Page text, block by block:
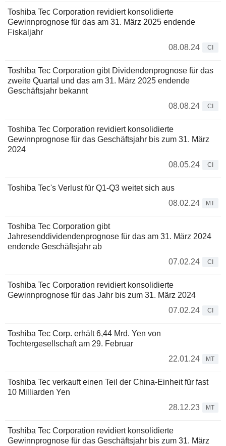
Toshiba Tec Corporation revidiert konsolidierte
Gewinnprognose für das am 31. März 2025 endende
Fiskaljahr
08.08.24
CI
Toshiba Tec Corporation gibt Dividendenprognose für das
zweite Quartal und das am 31. März 2025 endende
Geschäftsjahr bekannt
08.08.24
CI
Toshiba Tec Corporation revidiert konsolidierte
Gewinnprognose für das Geschäftsjahr bis zum 31. März
2024
08.05.24
CI
Toshiba Tec's Verlust für Q1-Q3 weitet sich aus
08.02.24
MT
Toshiba Tec Corporation gibt
Jahresenddividendenprognose für das am 31. März 2024
endende Geschäftsjahr ab
07.02.24
CI
Toshiba Tec Corporation revidiert konsolidierte
Gewinnprognose für das Jahr bis zum 31. März 2024
07.02.24
CI
Toshiba Tec Corp. erhält 6,44 Mrd. Yen von
Tochtergesellschaft am 29. Februar
22.01.24
MT
Toshiba Tec verkauft einen Teil der China-Einheit für fast
10 Milliarden Yen
28.12.23
MT
Toshiba Tec Corporation revidiert konsolidierte
Gewinnprognose für das Geschäftsjahr bis zum 31. März